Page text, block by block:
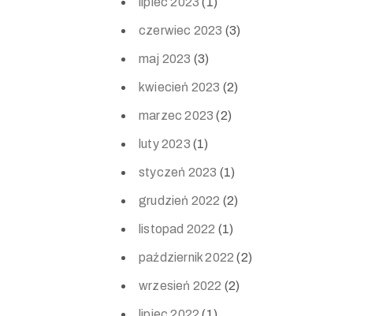
czerwiec 2023 (3)
maj 2023 (3)
kwiecień 2023 (2)
marzec 2023 (2)
luty 2023 (1)
styczeń 2023 (1)
grudzień 2022 (2)
listopad 2022 (1)
październik 2022 (2)
wrzesień 2022 (2)